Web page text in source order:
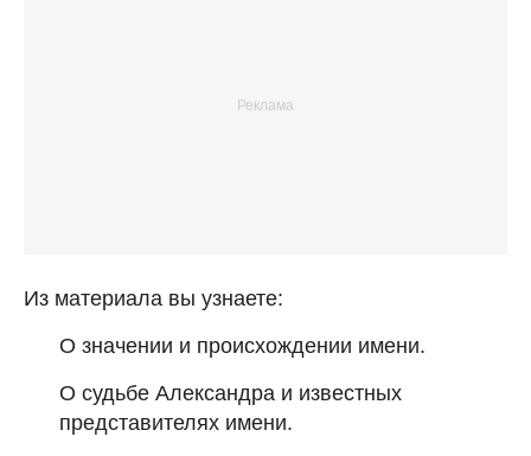
Из материала вы узнаете:
О значении и происхождении имени.
О судьбе Александра и известных
представителях имени.